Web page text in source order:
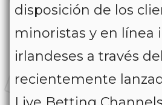
disposición de los
minoristas y en línea
irlandeses a través del
recientemente